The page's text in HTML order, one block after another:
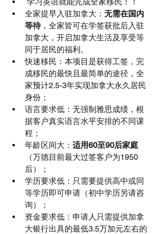
全家提早入驻加拿大： 无需在国内
等待，全家皆可在学签获批后入驻
加拿大，开启加拿大生活及享受等
同于居民的福利。
快速移民：本项目是获得工签，完
成移民的最快且最简单的途径，全
家预计2.5-3年实现加拿大永久居民
身份；
语言要求低：无强制雅思成绩，根
据客户真实语言水平安排的不同课
程；
年龄区间大： 适用60至90后家庭
（万德目前最大过签客户为1950
后）；
学历要求低：只需要提供高中或同
等学历即可申请（初中学历另请咨
询）；
资金要求低：申请人只需提供加拿
大银行出具的最低3.5万加元左右的